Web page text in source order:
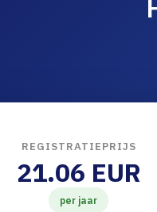
REGISTRATIEPRIJS
21.06 EUR
per jaar